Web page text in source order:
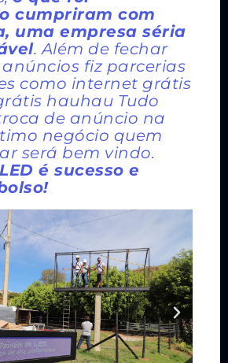
cumpriram com
uma empresa séria
. Além de fechar
fiz parcerias
como internet grátis
hauhau Tudo
de anúncio na
negócio quem
será bem vindo.
é sucesso e